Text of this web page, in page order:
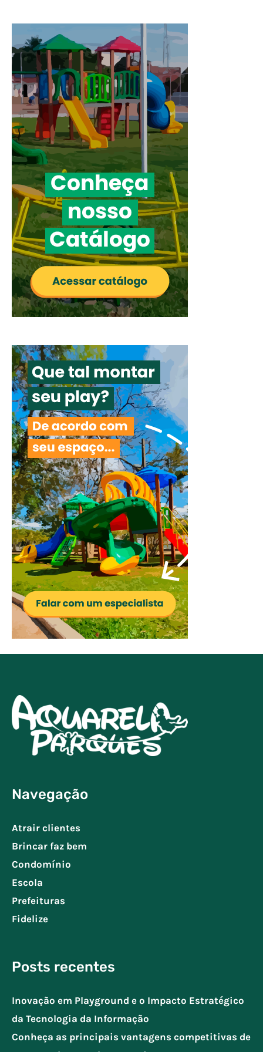
Navegação
Atrair clientes
Brincar faz bem
Condomínio
Escola
Prefeituras
Fidelize
Posts recentes
Inovação em Playground e o Impacto Estratégico
da Tecnologia da Informação
Conheça as principais vantagens competitivas de